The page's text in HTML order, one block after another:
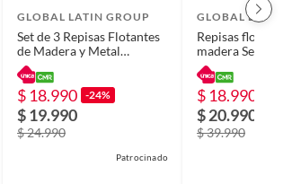
GLOBAL LATIN GROUP
Set de 3 Repisas Flotantes
de Madera y Metal
Organización Moderna
$ 18.990 -24%
$ 19.990
$ 24.990
Patrocinado
GLOBAL
Repisas
madera Set de
con canasta
$ 18.990
$ 20.990
$ 39.990